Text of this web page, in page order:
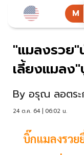
"แมลงรวย
เลี้ยงแมลง
By อรุณ ลอตร
24 ต.ค. 64 | 06:02 น.
บิ๊กแมลงรว